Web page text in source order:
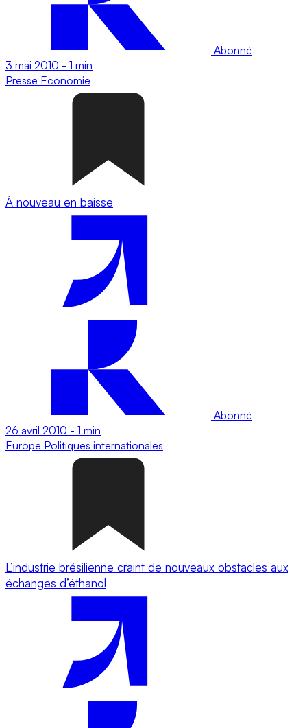
Abonné
3 mai 2010 - 1 min
Presse Economie
À nouveau en baisse
Abonné
26 avril 2010 - 1 min
Europe Politiques internationales
L’industrie brésilienne craint de nouveaux obstacles aux
échanges d’éthanol